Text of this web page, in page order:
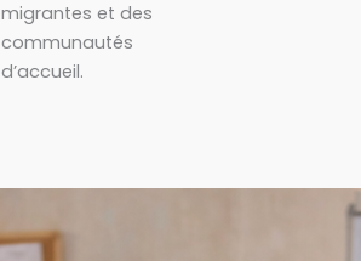
migrantes et des
communautés
d’accueil.